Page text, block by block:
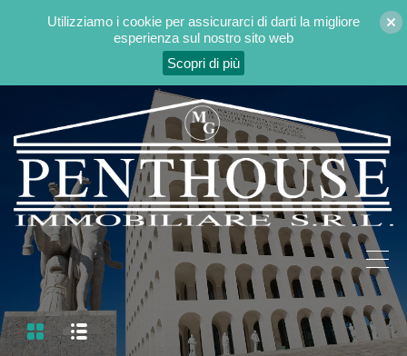
Utilizziamo i cookie per assicurarci di darti la migliore
esperienza sul nostro sito web
Scopri di più